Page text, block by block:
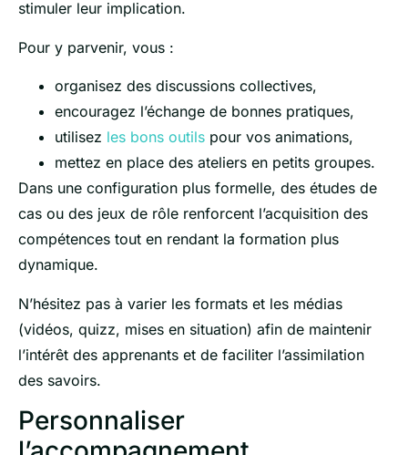
stimuler leur implication.
Pour y parvenir, vous :
organisez des discussions collectives,
encouragez l’échange de bonnes pratiques,
utilisez les bons outils pour vos animations,
mettez en place des ateliers en petits groupes.
Dans une configuration plus formelle, des études de
cas ou des jeux de rôle renforcent l’acquisition des
compétences tout en rendant la formation plus
dynamique.
N’hésitez pas à varier les formats et les médias
(vidéos, quizz, mises en situation) afin de maintenir
l’intérêt des apprenants et de faciliter l’assimilation
des savoirs.
Personnaliser